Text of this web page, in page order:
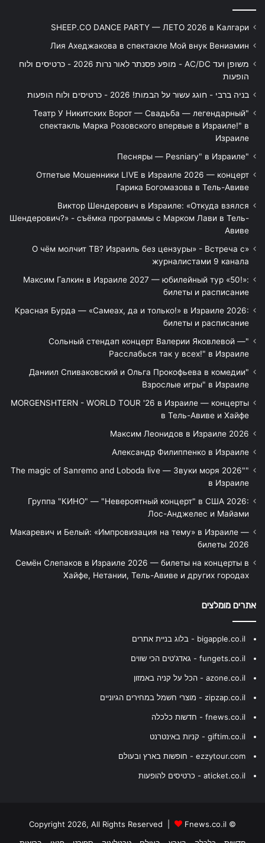
SHEEP.CO DANCE PARTY — ЛЕТО 2026 в Калгари
Лия Ахеджакова в спектакле Мой внук Вениамин
משופן ועד AC/DC - מופע פסנתר לאור נרות 2026 - כרטיסים ולוח
הופעות
בניה ברבי - חוגג עשור על הבמות! 2026 - כרטיסים ולוח הופעות
"Театр У Никитских Ворот — Свадьба — легендарный
спектакль Марка Розовского впервые в Израиле!" в
Израиле
"Песняры — Pesniary" в Израиле
Отпетые Мошенники LIVE в Израиле 2026 — концерт
Гарика Богомазова в Тель-Авиве
Виктор Шендерович в Израиле: «Откуда взялся
Шендерович?» - съёмка программы с Марком Лави в Тель-
Авиве
«О чём молчит ТВ? Израиль без цензуры» - Встреча с
журналистами 9 канала
Максим Галкин в Израиле 2027 — юбилейный тур «50!»:
билеты и расписание
Красная Бурда — «Самеах, да и только!» в Израиле 2026:
билеты и расписание
"Сольный стендап концерт Валерии Яковлевой —
Расслабься так у всех!" в Израиле
"Даниил Спиваковский и Ольга Прокофьева в комедии
Взрослые игры" в Израиле
MORGENSHTERN - WORLD TOUR '26 в Израиле — концерты
в Тель-Авиве и Хайфе
Максим Леонидов в Израиле 2026
Александр Филиппенко в Израиле
"The magic of Sanremo and Loboda live — Звуки моря 2026"
в Израиле
Группа "КИНО" — "Невероятный концерт" в США 2026:
Лос-Анджелес и Майами
Макаревич и Белый: «Импровизация на тему» в Израиле —
билеты 2026
Семён Слепаков в Израиле 2026 — билеты на концерты в
Хайфе, Нетании, Тель-Авиве и других городах
אתרים מומלצים
bigapple.co.il - בלוג בניית אתרים
fungets.co.il - גאדג'טים הכי שווים
azone.co.il - הכל על קניה באמזון
zipzap.co.il - מוצרי חשמל במחירים הגיוניים
fnews.co.il - חדשות כלכלה
giftim.co.il - קניות באינטרנט
ezzytour.com - חופשות בארץ ובעולם
aticket.co.il - כרטיסים להופעות
© Copyright 2026, All Rights Reserved |
Fnews.co.il